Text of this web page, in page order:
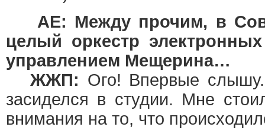
AE: Между прочим, в
целый оркестр
управлением Мещерина…
ЖЖП: Ого! Впервые
засиделся в студии. Мне
внимания на то, что